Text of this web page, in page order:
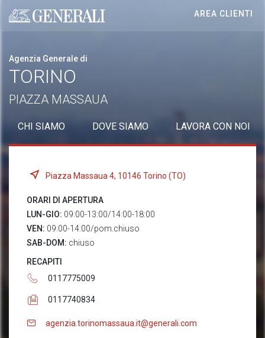
Generali logo
AREA CLIENTI
Agenzia Generale di
TORINO
PIAZZA MASSAUA
CHI SIAMO DOVE SIAMO LAVORA CON NOI
Piazza Massaua 4, 10146 Torino (TO)
ORARI DI APERTURA
LUN-GIO: 09:00-13:00/14:00-18:00
VEN: 09:00-14:00/pom.chiuso
SAB-DOM: chiuso
RECAPITI
0117775009
0117740834
agenzia.torinomassaua.it@generali.com